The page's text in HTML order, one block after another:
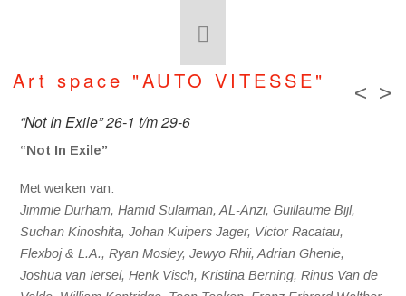
Art space "AUTO VITESSE" >
<
“Not In Exile” 26-1 t/m 29-6
“Not In Exile”
Met werken van:
Jimmie Durham, Hamid Sulaiman, AL-Anzi, Guillaume Bijl,
Suchan Kinoshita, Johan Kuipers Jager, Victor Racatau,
Flexboj & L.A., Ryan Mosley, Jewyo Rhii, Adrian Ghenie,
Joshua van Iersel, Henk Visch, Kristina Berning, Rinus Van de